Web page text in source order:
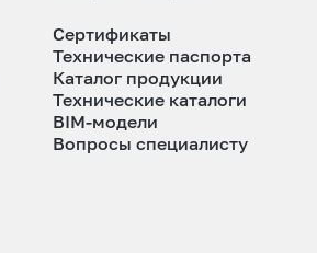
Сертификаты
Технические паспорта
Каталог продукции
Технические каталоги
BIM-модели
Вопросы специалисту